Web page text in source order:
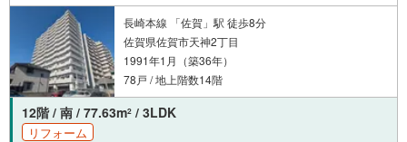
長崎本線 「佐賀」駅 徒歩8分
佐賀県佐賀市天神2丁目
1991年1月（築36年）
78戸 / 地上階数14階
12階 / 南 / 77.63m2 / 3LDK
リフォーム